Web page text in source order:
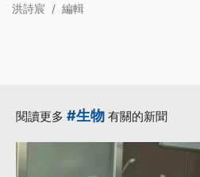
洪詩宸 / 編輯
閱讀更多 #生物 有關的新聞